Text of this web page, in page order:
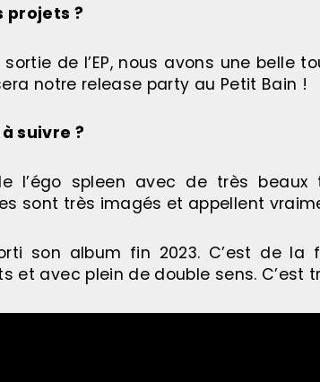
projets ?
de l’EP, nous avons une belle
notre release party au Petit Bain !
suivre ?
l’égo spleen avec de très
sont très imagés et appellent
son album fin 2023. C’est de la
et avec plein de double sens. C’est